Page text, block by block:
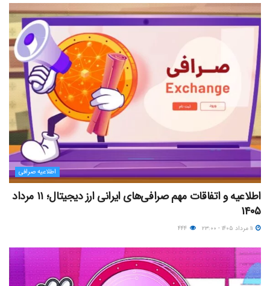
اطلاعیه صرافی
اطلاعیه و اتفاقات مهم صرافی‌های ایرانی ارز دیجیتال؛ ۱۱ مرداد
۱۴۰۵